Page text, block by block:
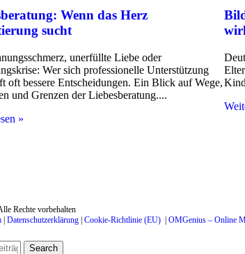
Wenn das Herz
sucht
unerfüllte Liebe oder
Wer sich professionelle Unterstützung
oft bessere Entscheidungen. Ein Blick auf Wege,
und Grenzen der Liebesberatung.
»
Rechte vorbehalten
| Datenschutzerklärung | Cookie-Richtlinie (EU) | OMGenius – Online
Search